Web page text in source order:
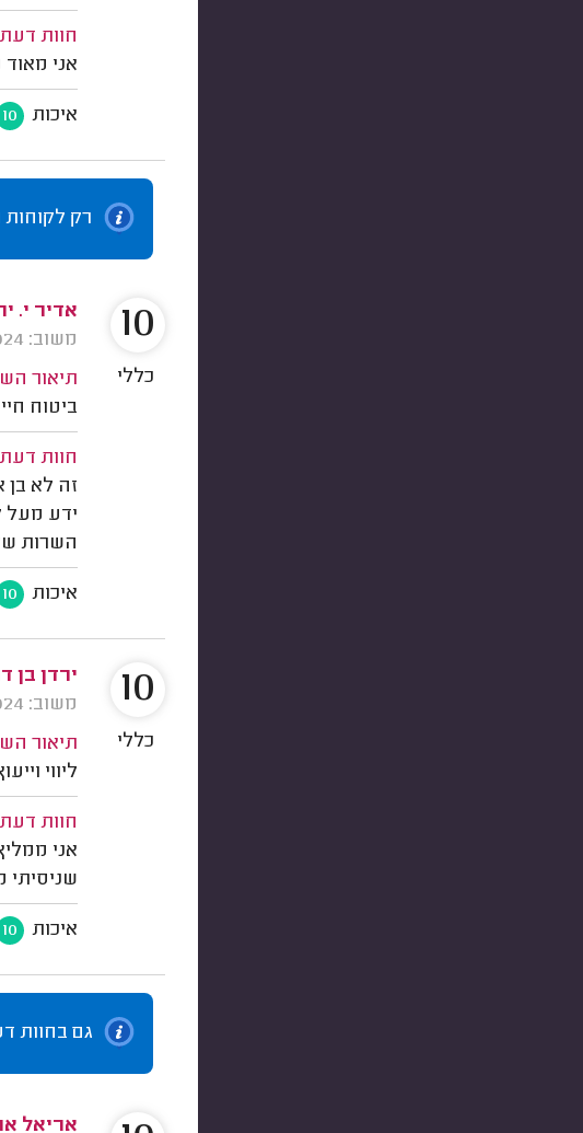
חוות
אני
איכות 10
רק
אדיר י.
משוב: 15/05/2024
תיאור
ביטוח
חוות
זה לא
ידע מעל
השרות
איכות 10
10
כללי
ירדן בן
משוב: 15/05/2024
תיאור
ליווי
חוות
אני
שניסיתי
איכות 10
10
כללי
גם בחוות
אריאל